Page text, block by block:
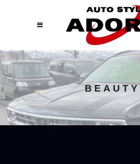
BEAUTY